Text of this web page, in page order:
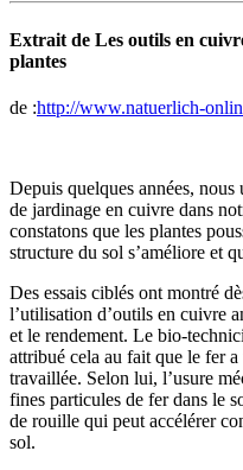
Extrait de Les outils en
plantes
de :http://www.natuerlich-
Depuis quelques années,
de jardinage en cuivre dans
constatons que les plantes
structure du sol s’améliore et
Des essais ciblés ont montré
l’utilisation d’outils en cuivre
et le rendement. Le bio-
attribué cela au fait que le fer
travaillée. Selon lui, l’usure
fines particules de fer dans le
de rouille qui peut accélérer
sol.